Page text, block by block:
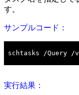
す。
サンプルコード：
実行結果：